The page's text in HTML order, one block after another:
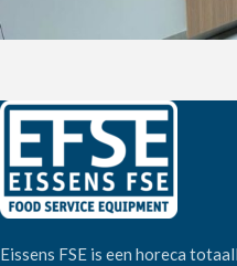
Eissens FSE is een horeca